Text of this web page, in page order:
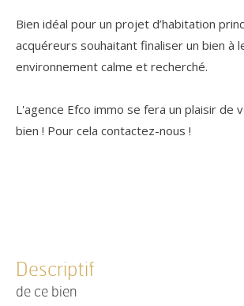
Bien idéal pour un projet d’habitation
acquéreurs souhaitant finaliser un bien à
environnement calme et recherché.
L'agence Efco immo se fera un plaisir de
bien ! Pour cela contactez-nous !
descriptif
de ce bien